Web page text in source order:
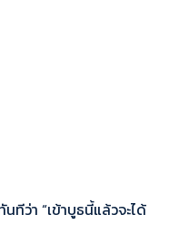
ทีว่า “เข้าบูธนี้แล้วจะได้